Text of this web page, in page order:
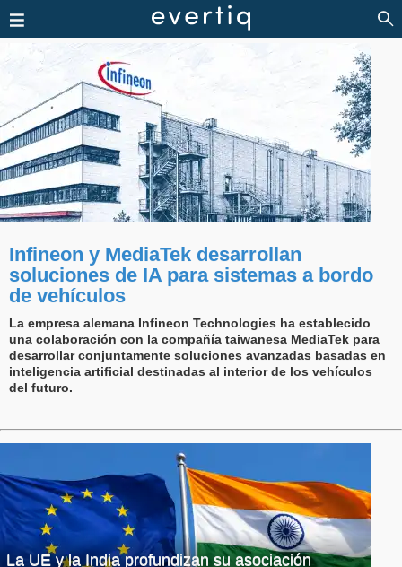
Infineon y MediaTek desarrollan
soluciones de IA para sistemas a bordo
de vehículos
La empresa alemana Infineon Technologies ha establecido
una colaboración con la compañía taiwanesa MediaTek para
desarrollar conjuntamente soluciones avanzadas basadas en
inteligencia artificial destinadas al interior de los vehículos
del futuro.
La UE y la India profundizan su asociación